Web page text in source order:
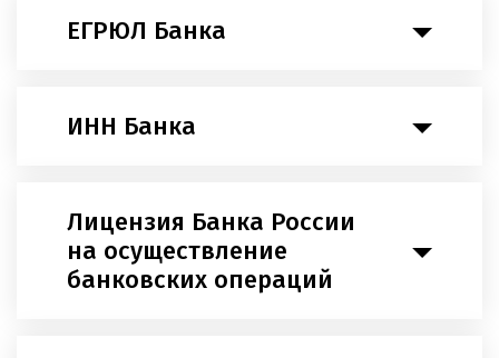
ЕГРЮЛ Банка
ИНН Банка
Лицензия Банка России
на осуществление
банковских операций